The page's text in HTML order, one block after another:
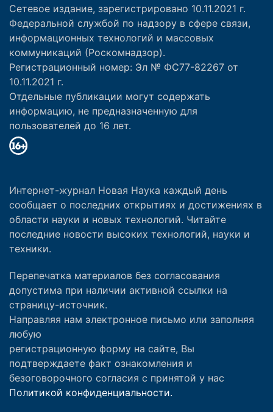
Сетевое издание, зарегистрировано 10.11.2021 г.
Федеральной службой по надзору в сфере связи,
информационных технологий и массовых
коммуникаций (Роскомнадзор).
Регистрационный номер: Эл № ФС77-82267 от
10.11.2021 г.
Отдельные публикации могут содержать
информацию, не предназначенную для
пользователей до 16 лет.
Интернет-журнал Новая Наука каждый день
сообщает о последних открытиях и достижениях в
области науки и новых технологий. Читайте
последние новости высоких технологий, науки и
техники.
Перепечатка материалов без согласования
допустима при наличии активной ссылки на
страницу-источник.
Направляя нам электронное письмо или заполняя
любую
регистрационную форму на сайте, Вы
подтверждаете факт ознакомления и
безоговорочного согласия с принятой у нас
Политикой конфиденциальности.